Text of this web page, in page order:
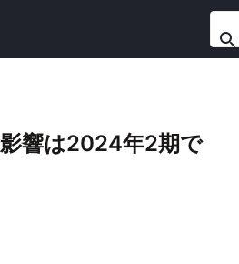
響は2024年2期で